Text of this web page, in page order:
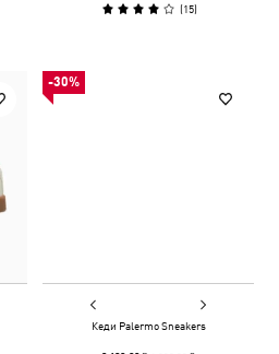
(15)
-30%
Кеди Palermo Sneakers